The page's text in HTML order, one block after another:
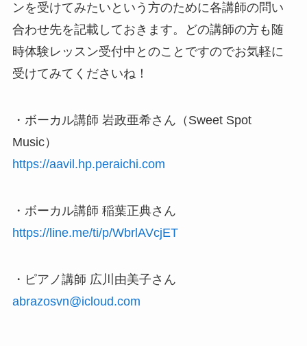
ンを受けてみたいという方のために各講師の問い
合わせ先を記載しておきます。どの講師の方も随
時体験レッスン受付中とのことですのでお気軽に
受けてみてくださいね！
・ボーカル講師 岩政亜希さん（Sweet Spot
Music）
https://aavil.hp.peraichi.com
・ボーカル講師 稲葉正典さん
https://line.me/ti/p/WbrlAVcjET
・ピアノ講師 広川由美子さん
abrazosvn@icloud.com